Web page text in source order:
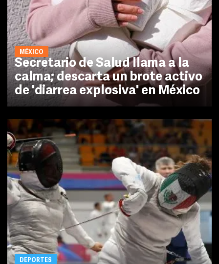
MÉXICO
Secretario de Salud llama a la
calma; descarta un brote activo
de 'diarrea explosiva' en México
DEPORTES